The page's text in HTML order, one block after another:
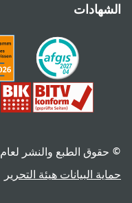
الشهادات
© حقوق الطبع والنشر لعام ‎2026 لوزارة الصحة الاتحادية
حماية البيانات هيئة التحرير